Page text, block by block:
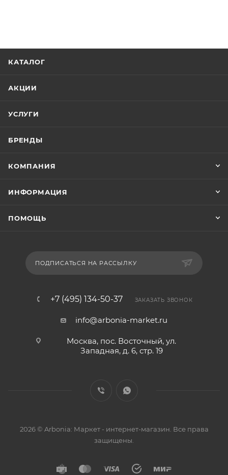
КАТАЛОГ
АКЦИИ
УСЛУГИ
БРЕНДЫ
КОМПАНИЯ
ИНФОРМАЦИЯ
ПОМОЩЬ
ПОДПИСАТЬСЯ НА РАССЫЛКУ
+7 (495) 134-50-37 ЗАКАЗАТЬ ЗВОНОК
info@arbonia-market.ru
Москва, пос. Восточный, ул.
Западная, д. 6, стр. 19
2026 © Arbonia: Маркет - интернет-магазин. Все права
защищены.